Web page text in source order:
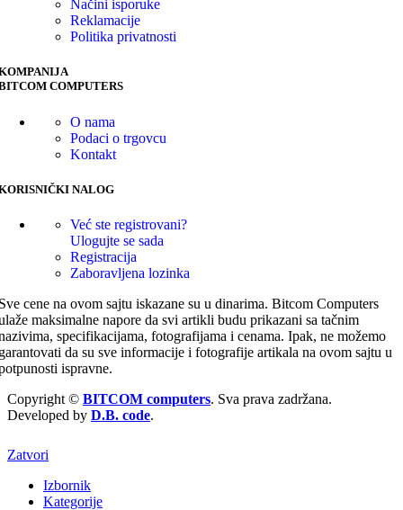
Načini isporuke
Reklamacije
Politika privatnosti
COMPUTERS
O nama
Podaci o trgovcu
Kontakt
NALOG
Već ste registrovani?
Ulogujte se sada
Registracija
Zaboravljena lozinka
cene na ovom sajtu iskazane su u dinarima. Bitcom Computers
maksimalne napore da svi artikli budu prikazani sa tačnim
specifikacijama, fotografijama i cenama. Ipak, ne možemo
da su sve informacije i fotografije artikala na ovom sajtu u
ispravne.
Copyright © BITCOM computers. Sva prava zadržana.
Developed by D.B. code.
Zatvori
Izbornik
Kategorije